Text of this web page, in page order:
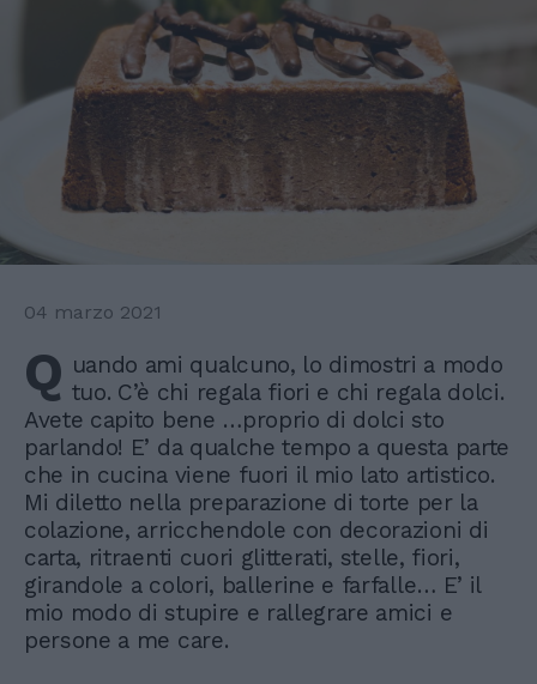
04 marzo 2021
Q uando ami qualcuno, lo dimostri a modo
tuo. C’è chi regala fiori e chi regala dolci.
Avete capito bene …proprio di dolci sto
parlando! E’ da qualche tempo a questa parte
che in cucina viene fuori il mio lato artistico.
Mi diletto nella preparazione di torte per la
colazione, arricchendole con decorazioni di
carta, ritraenti cuori glitterati, stelle, fiori,
girandole a colori, ballerine e farfalle… E’ il
mio modo di stupire e rallegrare amici e
persone a me care.